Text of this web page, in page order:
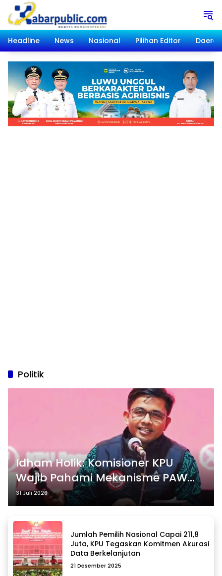
Langsung
konten
Headline
News Nasional Pilihan Editor Daerah
Politik
Idham Holik: Komisioner KPU
Wajib Pahami Mekanisme PAW
DPRD Demi Kepastian Hukum
31 Juli 2026
Jumlah Pemilih Nasional Capai 211,8
Juta, KPU Tegaskan Komitmen Akurasi
Data Berkelanjutan
21 Desember 2025